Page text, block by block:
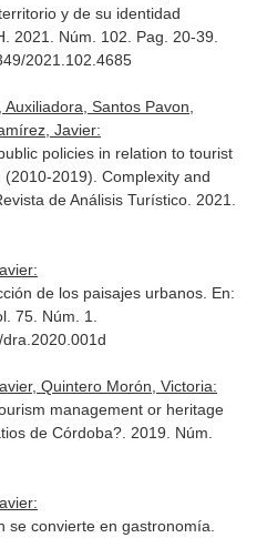
y de su identidad
. 2021. Núm. 102. Pag. 20-39.
2021.102.4685
Santos Pavon,
Javier:
policies in relation to tourist
2019). Complexity and
de Análisis Turístico. 2021.
de los paisajes urbanos. En:
75. Núm. 1.
Quintero Morón, Victoria:
management or heritage
de Córdoba?. 2019. Núm.
se convierte en gastronomía.